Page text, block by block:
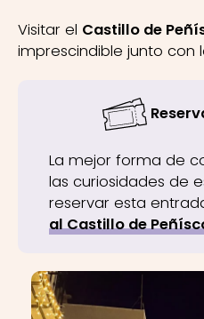
Visitar el Castillo de
imprescindible junto con
La mejor forma de
las curiosidades de
reservar esta
al Castillo de